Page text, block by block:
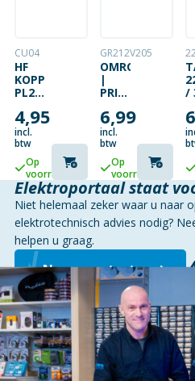
CU04
HF
KOPPELSTUK
PL259
–
PL259
MALE
4,95
incl.
btw
Op
voorraad
GR212V205
OMRON
|
PRINTRELAIS
GR2
| 2 X
WISSEL
12VDC
| 5A
6,99
incl.
btw
Op
voorraad
/
Elektroportaal staat
Niet helemaal zeker waar u naar
elektrotechnisch advies nodig?
helpen u graag.
Neem contact op